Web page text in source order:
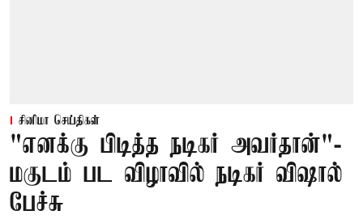
சினிமா செய்திகள்
"எனக்கு பிடித்த நடிகர் அவர்தான்"-
மகுடம் பட விழாவில் நடிகர் விஷால்
பேச்சு